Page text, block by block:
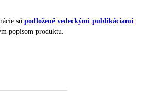
sú podložené vedeckými publikáciami
popisom produktu.